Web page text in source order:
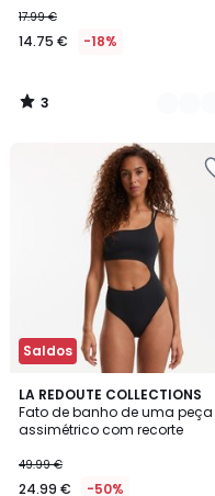
17.99 €
14.75 € -18%
3
/
Saldos
LA REDOUTE COLLECTIONS
Fato de banho de uma peça
assimétrico com recorte
49.99 €
24.99 € -50%